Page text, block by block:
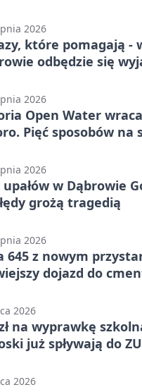
2026
które pomagają -
odbędzie się
2026
Open Water
Pięć sposobów na
2026
upałów w Dąbrowie
grożą tragedią
2026
645 z nowym
dojazd do
2026
na wyprawkę
już spływają do
2026